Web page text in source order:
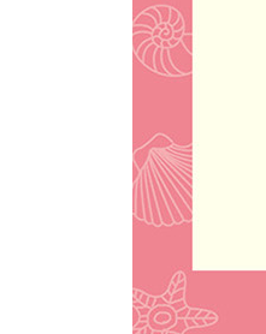
EAT
BUY
SLEEP
04 북부
PREVIEW
One Fine Day
GO AROUND
ENJOY
EAT